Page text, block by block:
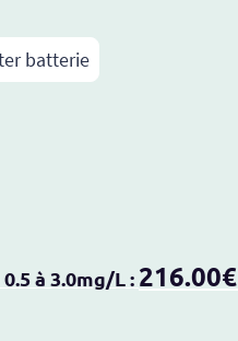
batterie
à 3.0mg/L : 216.00€